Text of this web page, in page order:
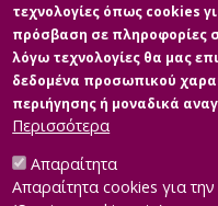
Main Files
Full text
Description:
τεχνολογίες όπως cookies
πρόσβαση σε πληροφορίες
λόγω τεχνολογίες θα μας
δεδομένα προσωπικού
περιήγησης ή μοναδικά
Περισσότερα
Απαραίτητα
Απαραίτητα cookies για